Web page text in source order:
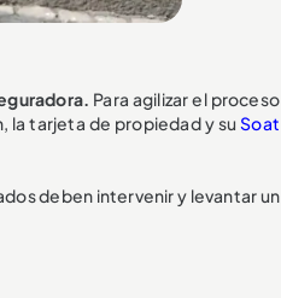
Para agilizar el proceso
la tarjeta de propiedad y suSoat
deben intervenir y levantar un